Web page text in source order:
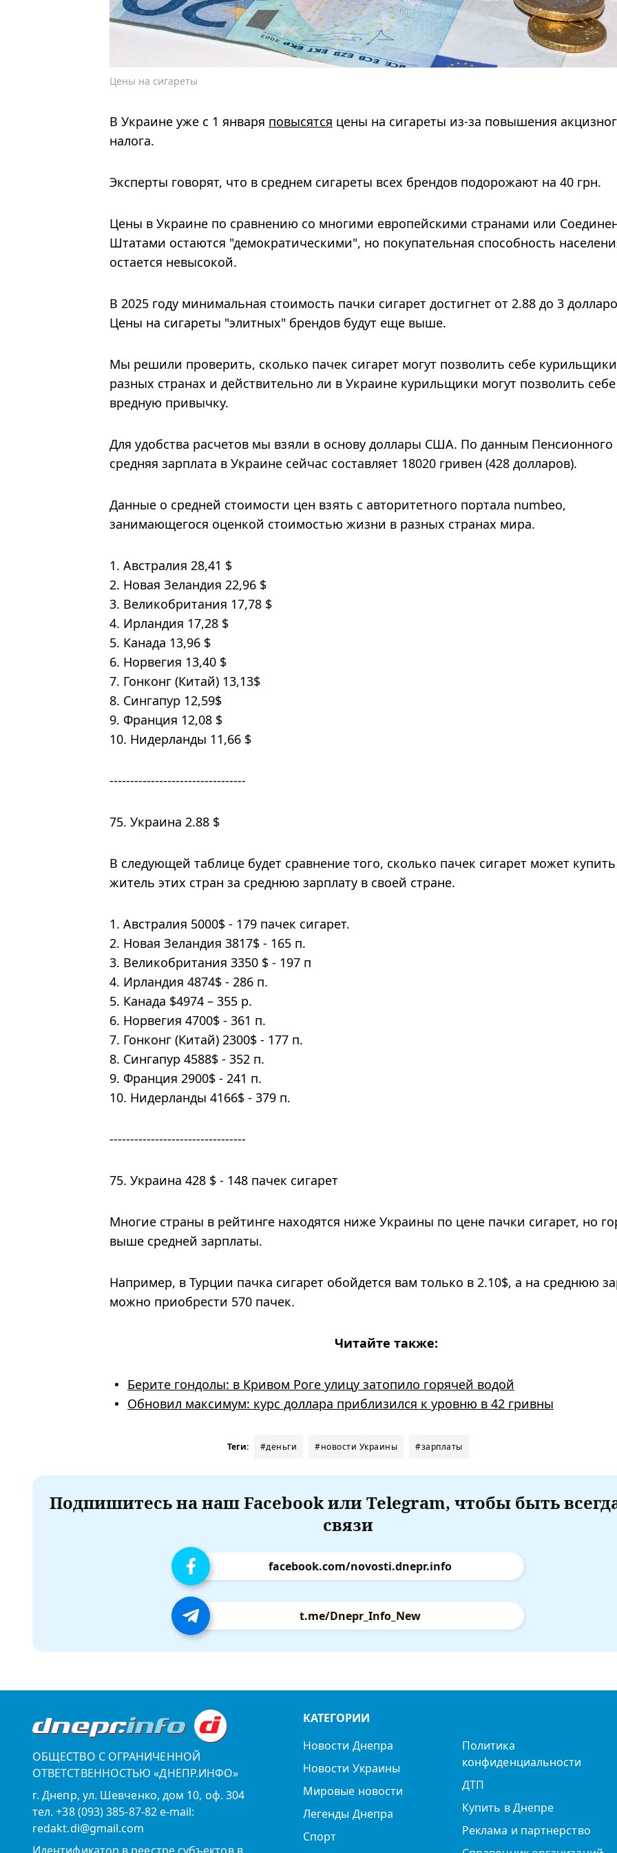
Цены на сигареты
В Украине уже с 1 января повысятся цены на сигареты из-за повышения
налога.
Эксперты говорят, что в среднем сигареты всех брендов подорожают на 40 грн.
Цены в Украине по сравнению со многими европейскими странами или
Штатами остаются "демократическими", но покупательная способность
остается невысокой.
В 2025 году минимальная стоимость пачки сигарет достигнет от 2.88 до 3
Цены на сигареты "элитных" брендов будут еще выше.
Мы решили проверить, сколько пачек сигарет могут позволить себе
разных странах и действительно ли в Украине курильщики могут позволить себе
вредную привычку.
Для удобства расчетов мы взяли в основу доллары США. По данным Пенсионного
средняя зарплата в Украине сейчас составляет 18020 гривен (428 долларов).
Данные о средней стоимости цен взять с авторитетного портала numbeo,
занимающегося оценкой стоимостью жизни в разных странах мира.
1. Австралия 28,41 $
2. Новая Зеландия 22,96 $
3. Великобритания 17,78 $
4. Ирландия 17,28 $
5. Канада 13,96 $
6. Норвегия 13,40 $
7. Гонконг (Китай) 13,13$
8. Сингапур 12,59$
9. Франция 12,08 $
10. Нидерланды 11,66 $
---------------------------------
75. Украина 2.88 $
В следующей таблице будет сравнение того, сколько пачек сигарет может купить
житель этих стран за среднюю зарплату в своей стране.
Австралия 5000$ - 179 пачек сигарет.
Новая Зеландия 3817$ - 165 п.
Великобритания 3350 $ - 197 п
Ирландия 4874$ - 286 п.
Канада $4974 – 355 р.
Норвегия 4700$ - 361 п.
Гонконг (Китай) 2300$ - 177 п.
Сингапур 4588$ - 352 п.
Франция 2900$ - 241 п.
Нидерланды 4166$ - 379 п.
---------------------------------
75. Украина 428 $ - 148 пачек сигарет
Многие страны в рейтинге находятся ниже Украины по цене пачки сигарет, но
выше средней зарплаты.
Например, в Турции пачка сигарет обойдется вам только в 2.10$, а на среднюю
можно приобрести 570 пачек.
Читайте также:
Берите гондолы: в Кривом Роге улицу затопило горячей водой
Обновил максимум: курс доллара приблизился к уровню в 42 гривны
Теги: #деньги #новости Украины #зарплаты
Подпишитесь на наш Facebook или Telegram, чтобы быть
связи
facebook.com/novosti.dnepr.info
t.me/Dnepr_Info_New
ОБЩЕСТВО С ОГРАНИЧЕННОЙ
ОТВЕТСТВЕННОСТЬЮ «ДНЕПР.ИНФО»
г. Днепр, ул. Шевченко, дом 10, оф. 304
тел. +38 (093) 385-87-82 e-mail:
redakt.di@gmail.com
КАТЕГОРИИ
Новости Днепра
Новости Украины
Мировые новости
Легенды Днепра
Спорт
Политика
конфиденциальности
ДТП
Купить в Днепре
Реклама и партнерство